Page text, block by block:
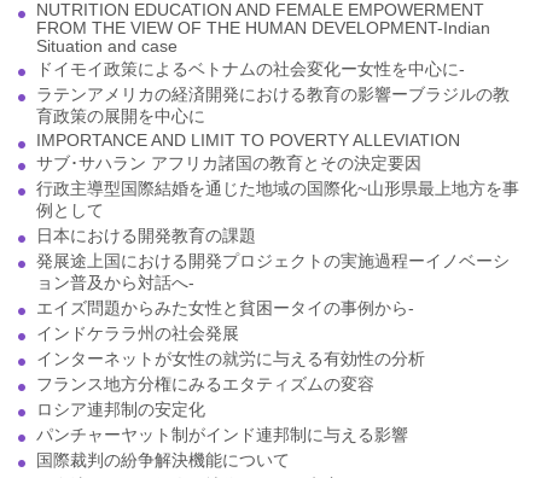
NUTRITION EDUCATION AND FEMALE EMPOWERMENT
FROM THE VIEW OF THE HUMAN DEVELOPMENT-Indian
Situation and case
ドイモイ政策によるベトナムの社会変化ー女性を中心に-
ラテンアメリカの経済開発における教育の影響ーブラジルの教
育政策の展開を中心に
IMPORTANCE AND LIMIT TO POVERTY ALLEVIATION
サブ･サハラン アフリカ諸国の教育とその決定要因
行政主導型国際結婚を通じた地域の国際化~山形県最上地方を事
例として
日本における開発教育の課題
発展途上国における開発プロジェクトの実施過程ーイノベーシ
ョン普及から対話へ-
エイズ問題からみた女性と貧困ータイの事例から-
インドケララ州の社会発展
インターネットが女性の就労に与える有効性の分析
フランス地方分権にみるエタティズムの変容
ロシア連邦制の安定化
パンチャーヤット制がインド連邦制に与える影響
国際裁判の紛争解決機能について